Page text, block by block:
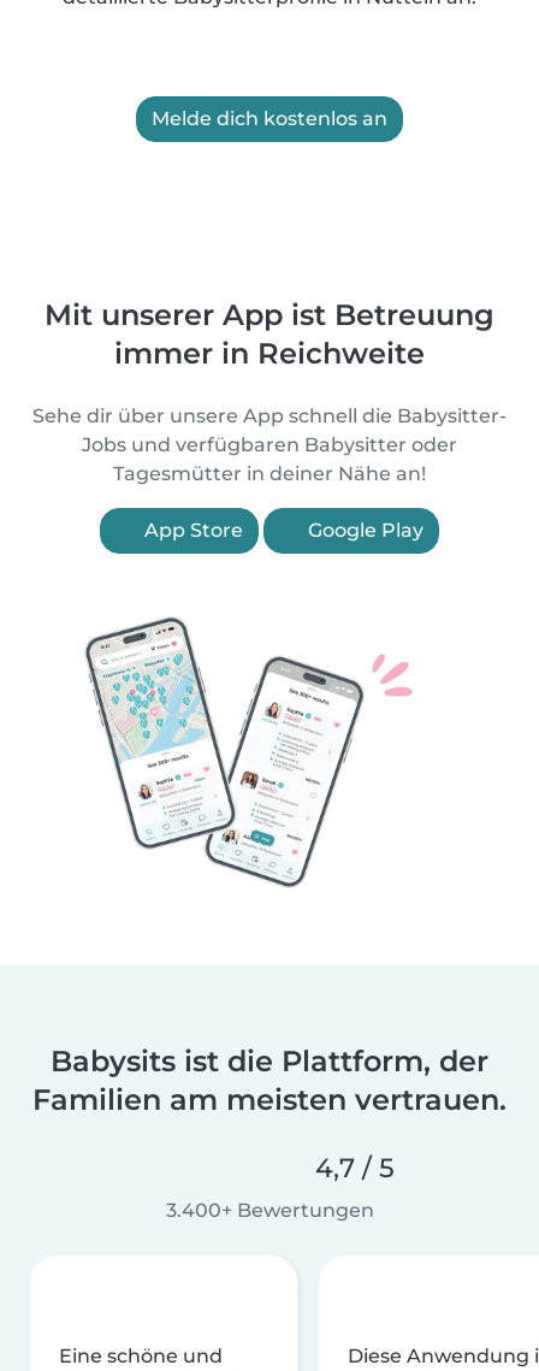
Melde dich kostenlos an
Mit unserer App ist Betreuung
immer in Reichweite
Sehe dir über unsere App schnell die Babysitter-
Jobs und verfügbaren Babysitter oder
Tagesmütter in deiner Nähe an!
App Store Google Play
Babysits ist die Plattform, der
Familien am meisten vertrauen.
4,7 / 5
3.400+ Bewertungen
Eine schöne und
Diese Anwendung